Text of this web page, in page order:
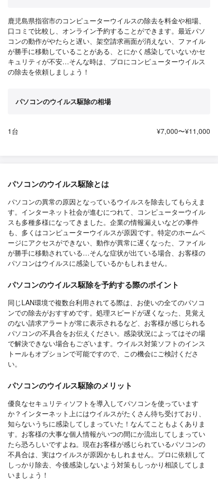
鹿児島県指宿市のコンピューターウイルスの除去を料金や相場、
口コミで比較し、オンライン予約することができます。最近パソ
コンの動作がやたらと遅い、架空請求画面が消えない、ファイル
が勝手に移動していることがある、とにかく感染していないかセ
キュリティが不安…そんな時は、プロにコンピューターウイルス
の除去を依頼しましょう！
パソコンのウイルス駆除の相場
1台 ¥7,000〜¥11,000
パソコンのウイルス駆除とは
パソコンの異常の原因となっているウイルスを除去してもらえま
す。インターネット社会が進むにつれて、コンピューターウイル
スも多種多様になってきました。企業の情報漏えいなどの事件
も、多くはコンピューターウイルスが原因です。特定のホームペ
ージにアクセスができない、動作が異常に遅くなった、ファイル
が勝手に移動されている…そんな症状が出ている場合、お客様の
パソコンはウイルスに感染しているかもしれません。
パソコンのウイルス駆除を予約する際のポイント
同じLAN環境で複数台利用されてる際は、お使いの全てのパソコ
ンでの除去がおすすめです。処理スピードが遅くなった、見覚え
のない請求アラートが常に表示されるなど、お客様が感じられる
パソコンの不具合をお伝えください。感染状況によってはその場
で解決できない場合もございます。ウイルス対策ソフトのインス
トールもオプションで可能ですので、この機会にご検討くださ
い。
パソコンのウイルス駆除のメリット
優良なセキュリティソフトを導入してパソコンを使っています
か？インターネット上にはウイルスがたくさん待ち受けており、
知らないうちに感染してしまっていた！なんてこともよくありま
す。お客様の大事な個人情報がいつの間にか流出してしまってい
たら恐ろしいですよね。現在お客様が感じられているパソコンの
不具合は、実はウイルスが原因かもしれません。プロに依頼して
しっかり除去、今後感染しないよう対策もしっかり相談してしま
いましょう！